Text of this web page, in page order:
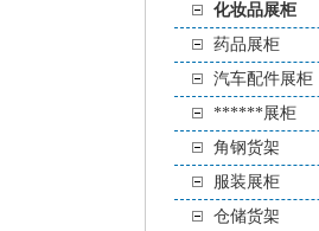
化妆品展柜
药品展柜
汽车配件展柜
******展柜
角钢货架
服装展柜
仓储货架